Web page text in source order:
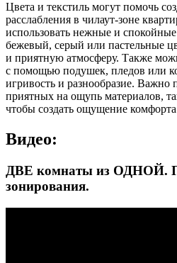
Цвета и текстиль могут помочь
расслабления в чилаут-зоне
использовать нежные и
бежевый, серый или пастельные
и приятную атмосферу. Также
с помощью подушек, пледов или
игривость и разнообразие. Важно
приятных на ощупь материалов,
чтобы создать ощущение
Видео:
ДВЕ комнаты из ОДНОЙ.
зонирования.